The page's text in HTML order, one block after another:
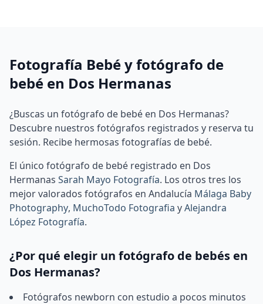
Fotografía Bebé y fotógrafo de
bebé en Dos Hermanas
¿Buscas un fotógrafo de bebé en Dos Hermanas?
Descubre nuestros fotógrafos registrados y reserva tu
sesión. Recibe hermosas fotografías de bebé.
El único fotógrafo de bebé registrado en Dos
Hermanas Sarah Mayo Fotografía. Los otros tres los
mejor valorados fotógrafos en Andalucía Málaga Baby
Photography, MuchoTodo Fotografia yAlejandra
López Fotografía.
¿Por qué elegir un fotógrafo de bebés en
Dos Hermanas?
Fotógrafos newborn con estudio a pocos minutos